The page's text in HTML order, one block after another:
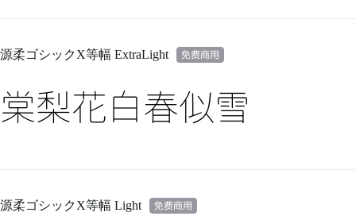
源柔ゴシックX等幅 ExtraLight
棠梨花白春似雪
源柔ゴシックX等幅 Light